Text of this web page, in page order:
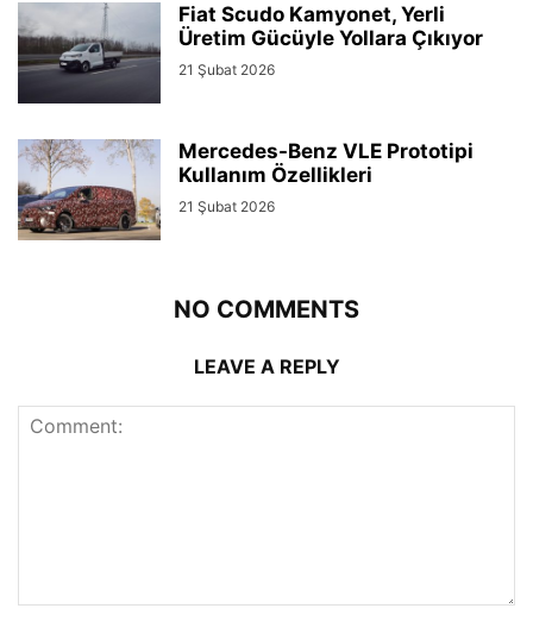
Fiat Scudo Kamyonet, Yerli
Üretim Gücüyle Yollara Çıkıyor
21 Şubat 2026
Mercedes-Benz VLE Prototipi
Kullanım Özellikleri
21 Şubat 2026
NO COMMENTS
LEAVE A REPLY